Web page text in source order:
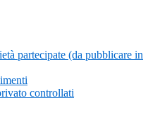
partecipate (da pubblicare in
controllati